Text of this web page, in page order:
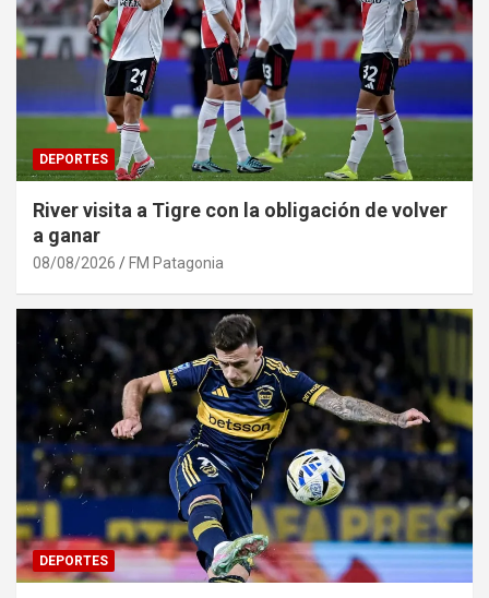
DEPORTES
River visita a Tigre con la obligación de volver
a ganar
08/08/2026 FM Patagonia
DEPORTES